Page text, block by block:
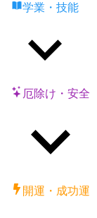
学業・技能
厄除け・安全
開運・成功運